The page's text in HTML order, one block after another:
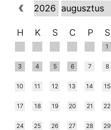
H K S C P S
1
3 4 5 6 7 8
10 11 12 13 14 15
17 18 19 20 21 22
24 25 26 27 28 29